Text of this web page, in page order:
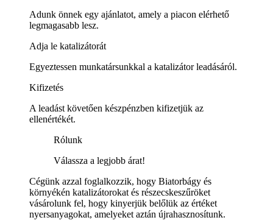
Adunk önnek egy ajánlatot, amely a piacon elérhető
legmagasabb lesz.
Adja le katalizátorát
Egyeztessen munkatársunkkal a katalizátor leadásáról.
Kifizetés
A leadást követően készpénzben kifizetjük az
ellenértékét.
Rólunk
Válassza a legjobb árat!
Cégünk azzal foglalkozzik, hogy Biatorbágy és
környékén katalizátorokat és részecskeszűröket
vásárolunk fel, hogy kinyerjük belőlük az értéket
nyersanyagokat, amelyeket aztán újrahasznosítunk.